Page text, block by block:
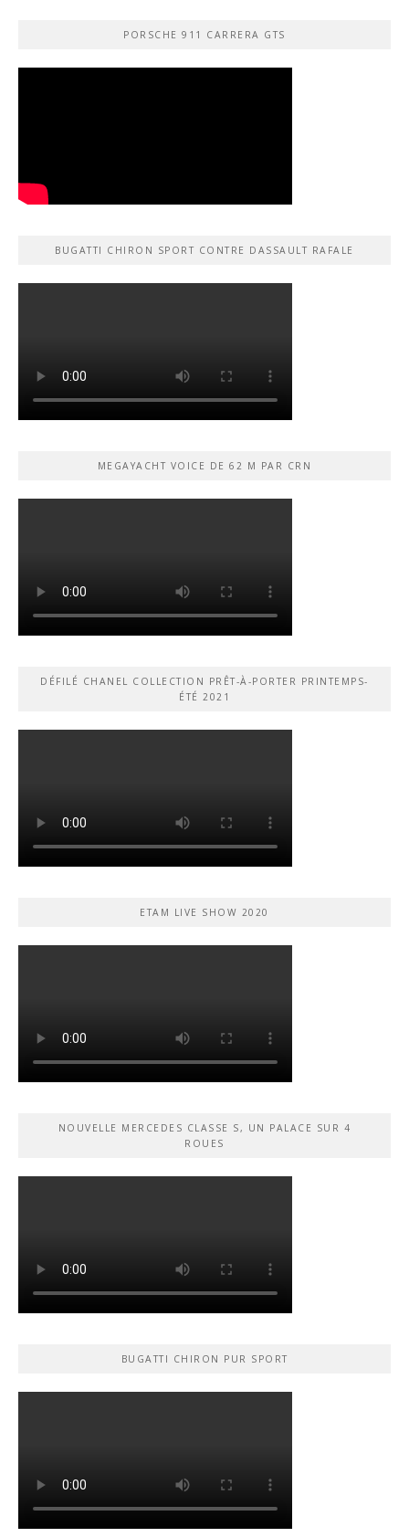
PORSCHE 911 CARRERA GTS
BUGATTI CHIRON SPORT CONTRE DASSAULT RAFALE
MEGAYACHT VOICE DE 62 M PAR CRN
DÉFILÉ CHANEL COLLECTION PRÊT-À-PORTER PRINTEMPS-
ÉTÉ 2021
ETAM LIVE SHOW 2020
NOUVELLE MERCEDES CLASSE S, UN PALACE SUR 4
ROUES
BUGATTI CHIRON PUR SPORT